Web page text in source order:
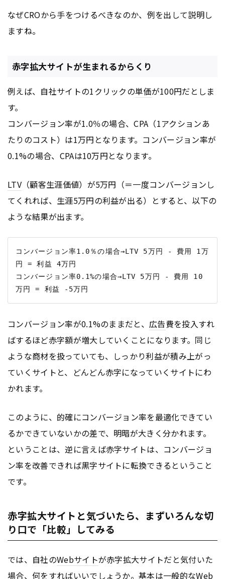
なぜCROから手をつけるべきなのか、例を出して説明し
ますね。
赤字拡大サイトが生まれるからくり
例えば、自社サイトの1クリックの単価が100円だとしま
す。
コンバージョン率が1.0％の場合、CPA（1アクションあ
たりのコスト）は1万円となります。コンバージョン率が
0.1%の場合、CPAは10万円となります。
LTV（顧客生涯価値）が5万円（＝一度コンバージョンし
てくれれば、生涯5万円の利益が出る）とすると、以下の
ような結果が出ます。
コンバージョン率1.0％の場合→LTV 5万円 - 費用 1万
円 = 利益 4万円
コンバージョン率0.1%の場合→LTV 5万円 - 費用 10
コンバージョン率が0.1%のままだと、広告費を投入すれ
ばするほど赤字額が増大していくことになります。同じ
ような商材を扱っていても、しっかり利益が積み上がっ
ていくサイトと、どんどん赤字になっていくサイトにわ
かれます。
このように、的確にコンバージョン率を最適化できてい
るかできていないかの差で、明暗が大きく分かれます。
ということは、逆に言えば赤字サイトは、コンバージョ
ン率を改善できれば黒字サイトに転換できるということ
です。
赤字拡大サイトと気づいたら、まずいろんな切
り口で「比較」してみる
では、自社のWebサイトが赤字拡大サイトだと気付いた
場合、何をすればいいでしょうか。基本は一般的なWeb